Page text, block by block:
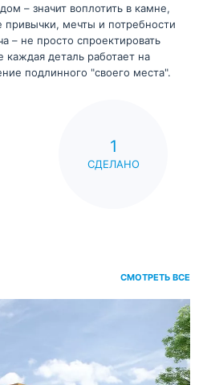
– значит воплотить в камне,
привычки, мечты и потребности
– не просто спроектировать
каждая деталь работает на
подлинного "своего места".
1
СДЕЛАНО
СМОТРЕТЬ ВСЕ